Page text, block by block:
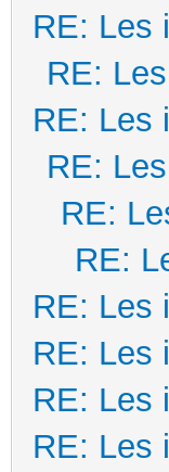
RE: Les
RE:
RE: Les
RE:
RE:
RE:
RE: Les
RE: Les
RE: Les
RE: Les